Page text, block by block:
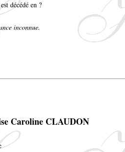
décédé en ?
inconnue.
Caroline CLAUDON